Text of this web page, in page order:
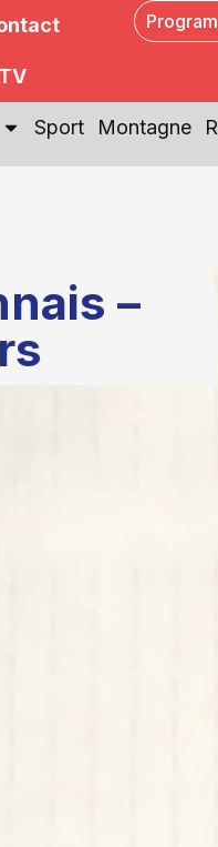
Sport Montagne
–